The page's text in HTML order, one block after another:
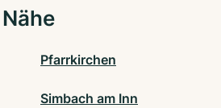
Pfarrkirchen
Simbach am Inn